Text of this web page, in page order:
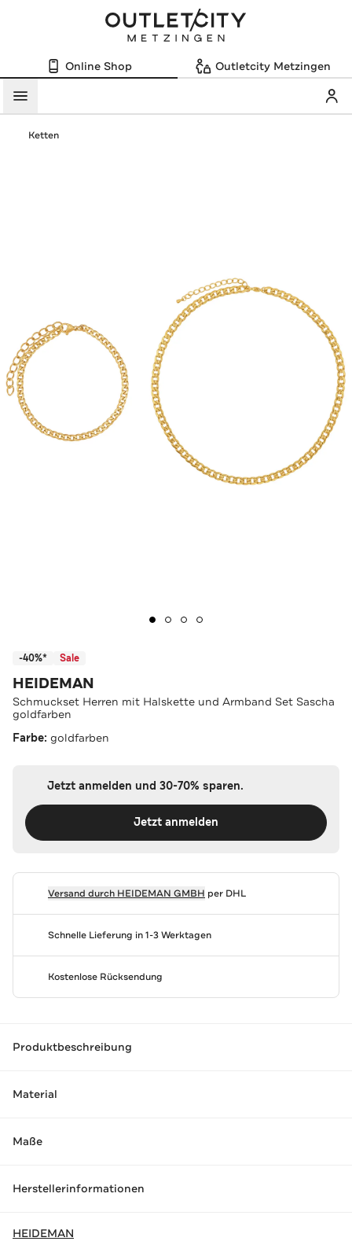
Online Shop Outletcity Metzingen
Menü
Ketten
-40%* Sale
HEIDEMAN
Schmuckset Herren mit Halskette und Armband Set Sascha
goldfarben
Farbe: goldfarben
Jetzt anmelden und 30-70% sparen.
Jetzt anmelden
Versand durch HEIDEMAN GMBH per DHL
Schnelle Lieferung in 1-3 Werktagen
Kostenlose Rücksendung
Produktbeschreibung
Material
Maße
Herstellerinformationen
HEIDEMAN